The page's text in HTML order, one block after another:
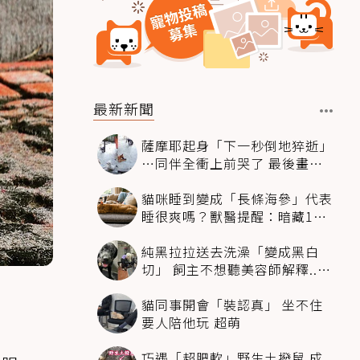
最新新聞
薩摩耶起身「下一秒倒地猝逝」
…同伴全衝上前哭了 最後畫面
貓咪睡到變成「長條海參」代表
睡很爽嗎？獸醫提醒：暗藏1種
純黑拉拉送去洗澡「變成黑白
切」 飼主不想聽美容師解釋..衝
貓同事開會「裝認真」 坐不住
要人陪他玩 超萌